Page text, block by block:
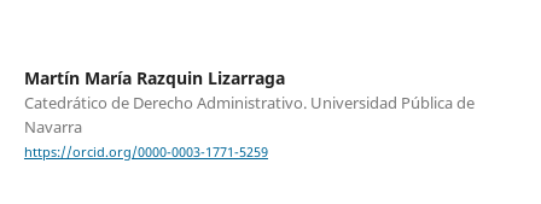
Martín María Razquin Lizarraga
Catedrático de Derecho Administrativo. Universidad Pública de
Navarra
https://orcid.org/0000-0003-1771-5259